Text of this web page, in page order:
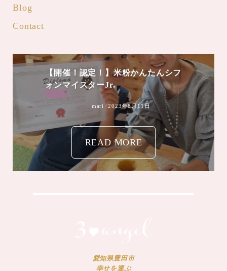
Blog
Contact
【開催！認定！】米粉かんたんシフ
ォンマイスターJr.
mari 2023年8月11日
READ MORE
愛知県豊田市
幸せを運ぶ